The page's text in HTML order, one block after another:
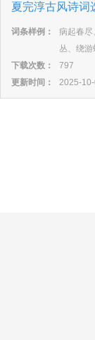
夏完淳古风诗词
词条样例：
病起春尽
丛、绕
下载次数：
797
更新时间：
2025-